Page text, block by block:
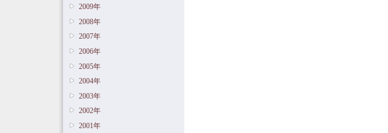
2009年
2008年
2007年
2006年
2005年
2004年
2003年
2002年
2001年